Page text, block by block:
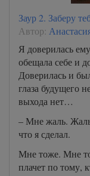
Заур 2. Заберу
Автор:
Я доверилась
обещала себе и
Доверилась и
глаза будущего
выхода нет…
– Мне жаль.
что я сделал.
Мне тоже. Мне
плачет по тому,